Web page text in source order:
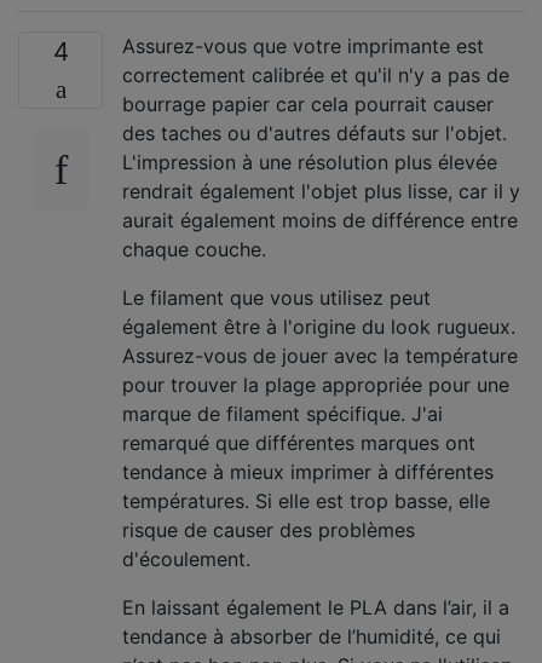
4
Assurez-vous que votre imprimante est
correctement calibrée et qu'il n'y a pas de
bourrage papier car cela pourrait causer
des taches ou d'autres défauts sur l'objet.
L'impression à une résolution plus élevée
rendrait également l'objet plus lisse, car il y
aurait également moins de différence entre
chaque couche.
Le filament que vous utilisez peut
également être à l'origine du look rugueux.
Assurez-vous de jouer avec la température
pour trouver la plage appropriée pour une
marque de filament spécifique. J'ai
remarqué que différentes marques ont
tendance à mieux imprimer à différentes
températures. Si elle est trop basse, elle
risque de causer des problèmes
d'écoulement.
En laissant également le PLA dans l’air, il a
tendance à absorber de l’humidité, ce qui